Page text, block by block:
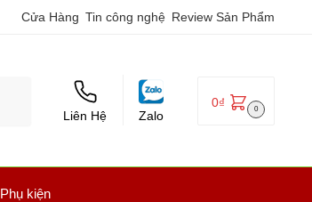
Cửa Hàng Tin công nghệ Review Sản Phẩm
Liên Hệ Zalo
0₫ 0
Phụ kiện